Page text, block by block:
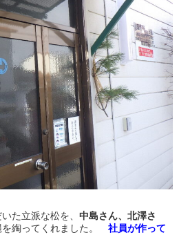
た立派な松を、 中島さん、北澤さ
を綯ってくれました。 社員が作って